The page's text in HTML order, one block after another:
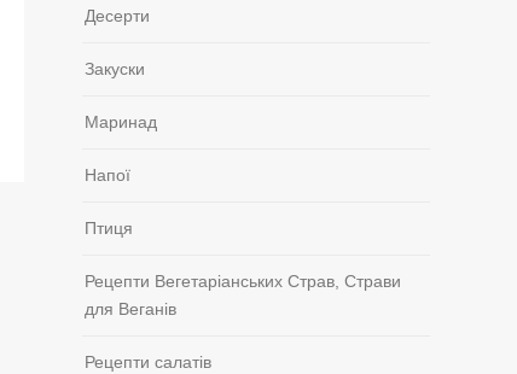
Десерти
Закуски
Маринад
Напої
Птиця
Рецепти Вегетаріанських Страв, Страви
для Веганів
Рецепти салатів